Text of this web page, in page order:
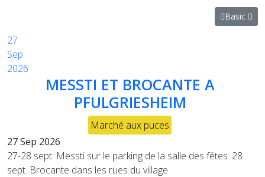
Basic
27
Sep
2026
MESSTI ET BROCANTE A
PFULGRIESHEIM
Marché aux puces
27 Sep 2026
27-28 sept. Messti sur le parking de la salle des fêtes. 28
sept. Brocante dans les rues du village